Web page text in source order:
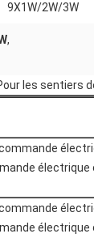
9X1W/2W/3W
,
les sentiers
électrique
électrique